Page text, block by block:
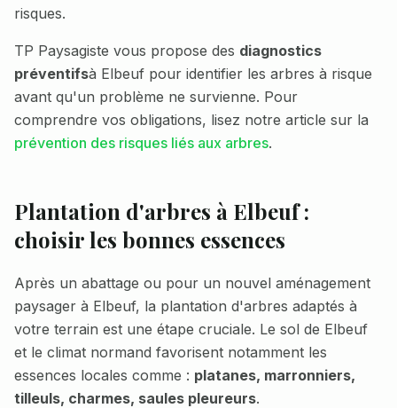
risques.
TP Paysagiste vous propose des diagnostics
préventifsà Elbeuf pour identifier les arbres à risque
avant qu'un problème ne survienne. Pour
comprendre vos obligations, lisez notre article sur la
prévention des risques liés aux arbres.
Plantation d'arbres à Elbeuf:
choisir les bonnes essences
Après un abattage ou pour un nouvel aménagement
paysager à Elbeuf, la plantation d'arbres adaptés à
votre terrain est une étape cruciale. Le sol de Elbeuf
et le climat normand favorisent notamment les
essences locales comme : platanes, marronniers,
tilleuls, charmes, saules pleureurs.